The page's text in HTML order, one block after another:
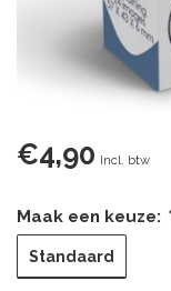
€4,90 Incl. btw
Maak een keuze: *
Standaard